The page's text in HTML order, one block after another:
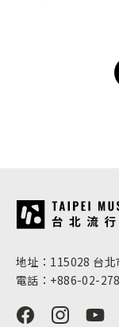
:::
地址：115028 台
電話：+886-02-